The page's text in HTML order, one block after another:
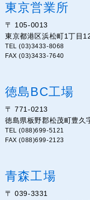
東京営業所
〒 105-0013
東京都港区浜松町1丁目
TEL (03)3433-8068
FAX (03)3433-7640
徳島BC工場
〒 771-0213
徳島県板野郡松茂町豊久
TEL (088)699-5121
FAX (088)699-2123
青森工場
〒 039-3331